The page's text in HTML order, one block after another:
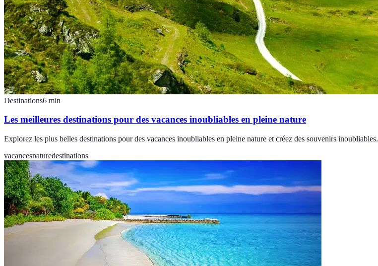
Destinations6 min
Les meilleures destinations pour des vacances inoubliables en pleine nature
Explorez les plus belles destinations pour des vacances inoubliables en pleine nature et créez des souvenirs inoubliables.
vacancesnaturedestinations